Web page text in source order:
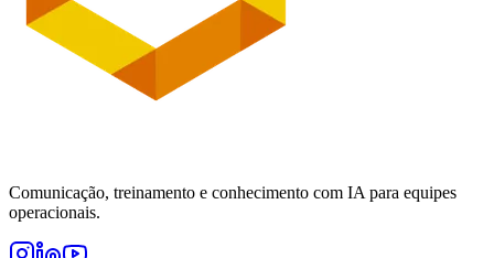
Comunicação, treinamento e conhecimento com IA para equipes
operacionais.